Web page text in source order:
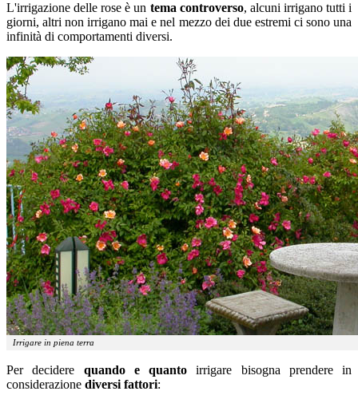
L'irrigazione delle rose è un tema controverso, alcuni irrigano tutti i
giorni, altri non irrigano mai e nel mezzo dei due estremi ci sono una
infinità di comportamenti diversi.
Irrigare in piena terra
Per decidere quando e quanto irrigare bisogna prendere in
considerazione diversi fattori: